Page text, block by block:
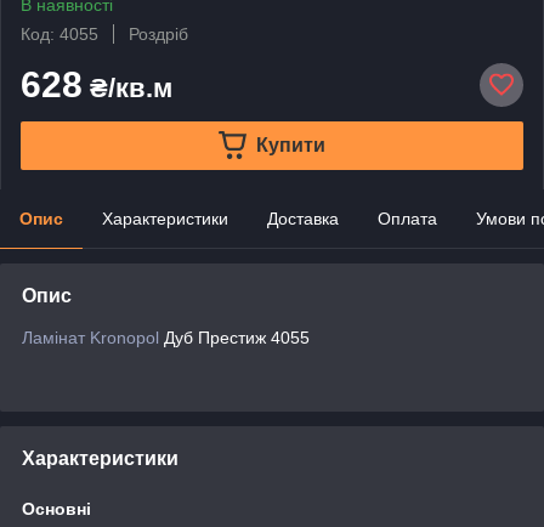
В наявності
Код: 4055
Роздріб
628 ₴/кв.м
Купити
Опис Характеристики Доставка Оплата Умови
Опис
Ламінат Kronopol Дуб Престиж 4055
Характеристики
Основні